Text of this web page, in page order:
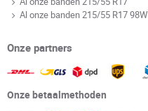
Al onze banden 215/55 R17 98W
Onze partners
Onze betaalmethoden